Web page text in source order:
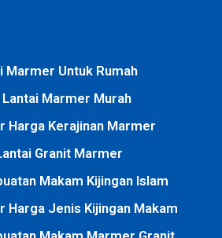
Marmer Untuk Rumah
Marmer Murah
Harga Kerajinan Marmer
Granit Marmer
Makam Kijingan Islam
Harga Jenis Kijingan Makam